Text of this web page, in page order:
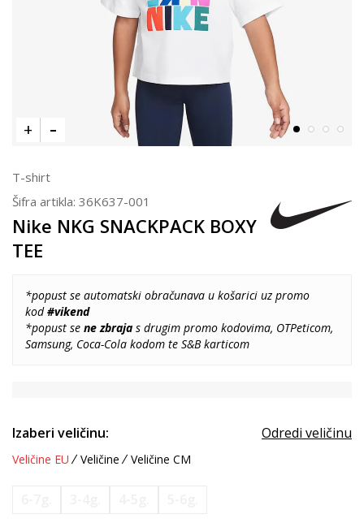
T-shirt
Šifra artikla: 36K637-001
Nike NKG SNACKPACK BOXY
TEE
*popust se automatski obračunava u košarici uz promo
kod#vikend
*popust se ne zbraja s drugim promo kodovima, OTPeticom,
Samsung, Coca-Cola kodom te S&B karticom
Izaberi veličinu: Odredi veličinu
Veličine EU Veličine Veličine CM